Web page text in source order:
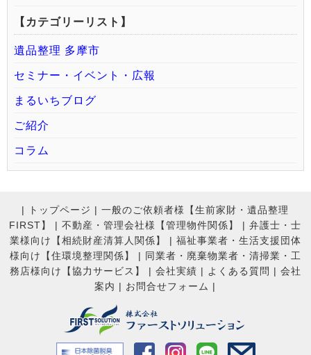
【カテゴリーリスト】
遺品整理 多摩市
セミナー・イベント・広報
まるいちブログ
ご紹介
コラム
| トップページ | 一般のご依頼者様【生前家財・遺品整理
FIRST】
| 不動産・管理会社様【管理物件関係】 | 弁護士・士
業様向け【相続財産清算人関係】
| 福祉事業者・生活支援団体
様向け【住環境整理関係】
| 同業者・廃棄物業者・清掃業・工
務店様向け【協力サービス】
| 会社実績 | よくある質問 | 会社
案内 | お問合せフォーム |